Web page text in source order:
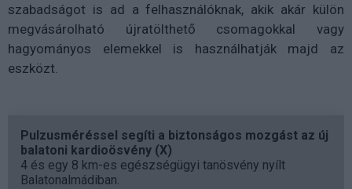
szabadságot is ad a felhasználóknak, akik akár külön
megvásárolható újratölthető csomagokkal vagy
hagyományos elemekkel is használhatják majd az
eszközt.
Pulzusméréssel segíti a biztonságos mozgást az új
balatoni kardioösvény (X)
4 és egy 8 km-es egészségügyi tanösvény nyílt
Balatonalmádiban.